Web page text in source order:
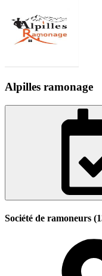
Alpilles ramonage
Société de ramoneurs